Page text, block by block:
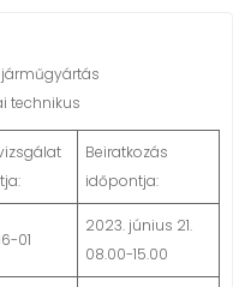
technikus
Beiratkozás
időpontja:
01
2023. június 21.
08.00-15.00